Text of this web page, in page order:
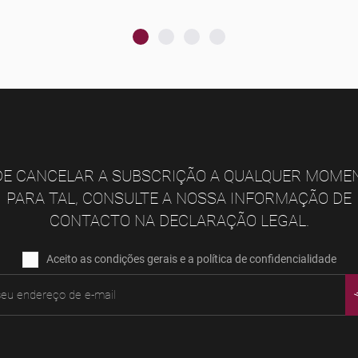
CANCELAR A SUBSCRIÇÃO A QUALQUER
PARA TAL, CONSULTE A NOSSA INFORMAÇÃO DE
CONTACTO NA DECLARAÇÃO LEGAL.
Aceito as condições gerais e a política de confidencialidade